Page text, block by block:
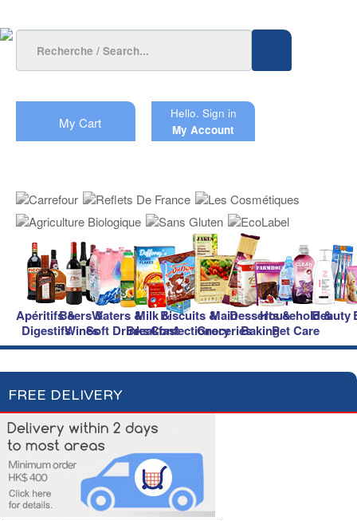
My Cart
Hello. Sign in
My Account
Apéritifs &
Digestifs
Beers &
Wines
Waters &
Soft Drinks
Milk &
Breakfast
Biscuits &
Confectionery
Main
Groceries
Desserts &
Baking
Household &
Pet Care
Beauty
FREE DELIVERY